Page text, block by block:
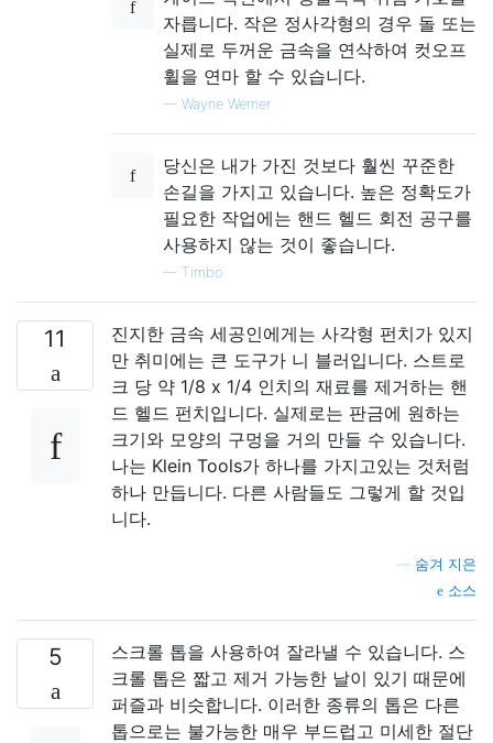
자릅니다. 작은 정사각형의 경우 돌 또는
실제로 두꺼운 금속을 연삭하여 컷오프
휠을 연마 할 수 있습니다.
— Wayne Werner
당신은 내가 가진 것보다 훨씬 꾸준한
손길을 가지고 있습니다. 높은 정확도가
필요한 작업에는 핸드 헬드 회전 공구를
사용하지 않는 것이 좋습니다.
— Timbo
11
진지한 금속 세공인에게는 사각형 펀치가 있지
만 취미에는 큰 도구가 니 블러입니다. 스트로
크 당 약 1/8 x 1/4 인치의 재료를 제거하는 핸
드 헬드 펀치입니다. 실제로는 판금에 원하는
크기와 모양의 구멍을 거의 만들 수 있습니다.
나는 Klein Tools가 하나를 가지고있는 것처럼
하나 만듭니다. 다른 사람들도 그렇게 할 것입
니다.
숨겨 지은
소스
5
스크롤 톱을 사용하여 잘라낼 수 있습니다. 스
크롤 톱은 짧고 제거 가능한 날이 있기 때문에
퍼즐과 비슷합니다. 이러한 종류의 톱은 다른
톱으로는 불가능한 매우 부드럽고 미세한 절단